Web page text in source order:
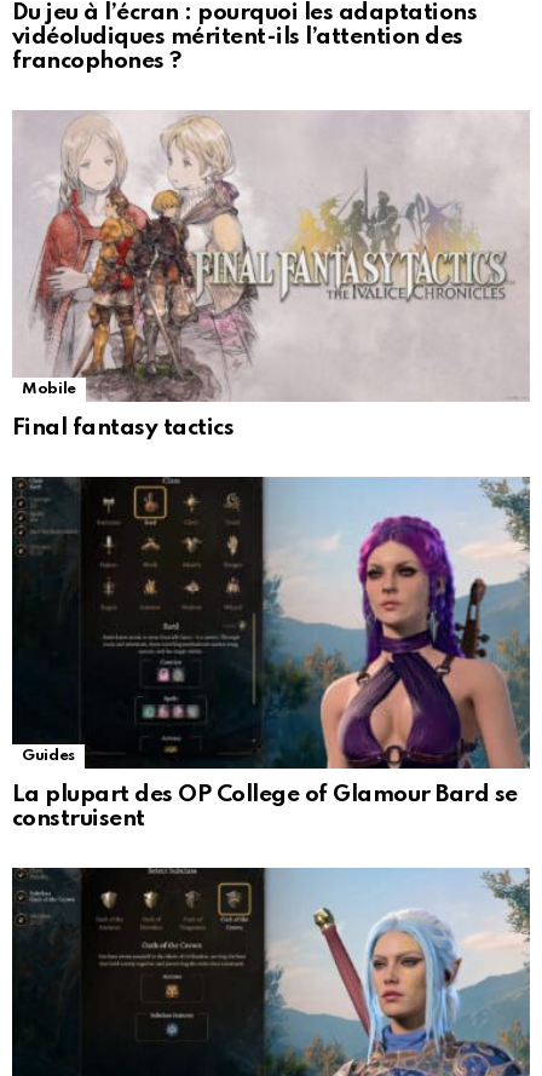
Du jeu à l’écran : pourquoi les adaptations
vidéoludiques méritent-ils l’attention des
francophones ?
Mobile
Final fantasy tactics
Guides
La plupart des OP College of Glamour Bard se
construisent